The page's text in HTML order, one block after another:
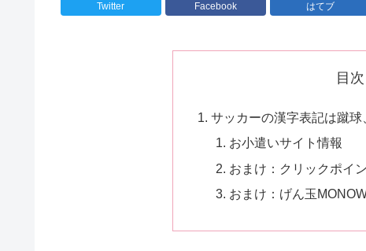
Twitter Facebook はてブ
目次
サッカーの漢字表記は蹴
お小遣いサイト情報
おまけ：クリックポイ
おまけ：げん玉